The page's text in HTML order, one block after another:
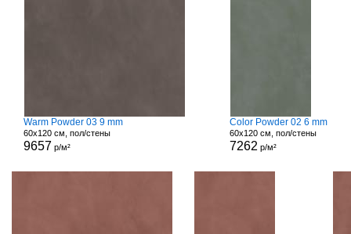
Warm Powder 03 9 mm
60x120 см, пол/стены
9657 р/м²
Color Powder 02 6 mm
60x120 см, пол/стены
7262 р/м²